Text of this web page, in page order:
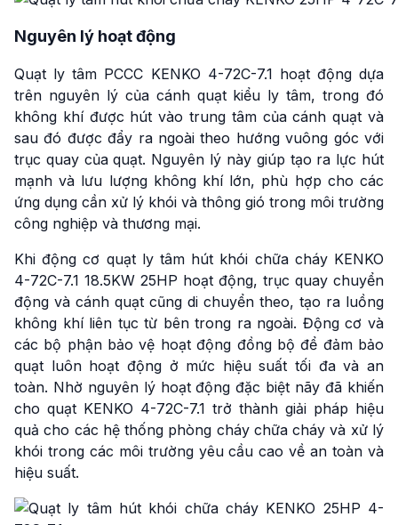
Nguyên lý hoạt động
Quạt ly tâm PCCC KENKO 4-72C-7.1 hoạt động dựa
trên nguyên lý của cánh quạt kiểu ly tâm, trong đó
không khí được hút vào trung tâm của cánh quạt và
sau đó được đẩy ra ngoài theo hướng vuông góc với
trục quay của quạt. Nguyên lý này giúp tạo ra lực hút
mạnh và lưu lượng không khí lớn, phù hợp cho các
ứng dụng cần xử lý khói và thông gió trong môi trường
công nghiệp và thương mại.
Khi động cơ quạt ly tâm hút khói chữa cháy KENKO
4-72C-7.1 18.5KW 25HP hoạt động, trục quay chuyển
động và cánh quạt cũng di chuyển theo, tạo ra luồng
không khí liên tục từ bên trong ra ngoài. Động cơ và
các bộ phận bảo vệ hoạt động đồng bộ để đảm bảo
quạt luôn hoạt động ở mức hiệu suất tối đa và an
toàn. Nhờ nguyên lý hoạt động đặc biệt nãy đã khiến
cho quạt KENKO 4-72C-7.1 trở thành giải pháp hiệu
quả cho các hệ thống phòng cháy chữa cháy và xử lý
khói trong các môi trường yêu cầu cao về an toàn và
hiệu suất.